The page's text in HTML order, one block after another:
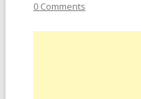
0 Comments